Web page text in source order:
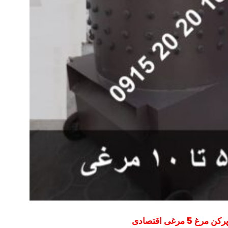
پرکن مرغ 5 مرغی اقتصادی